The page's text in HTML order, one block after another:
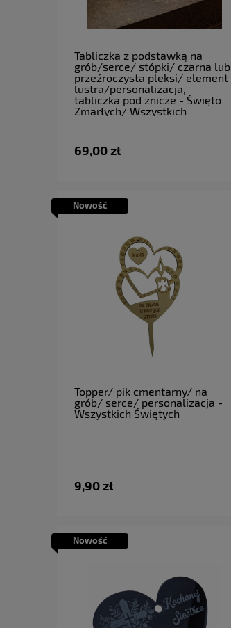
Tabliczka z podstawką na
grób/serce/ stópki/ czarna lub
przeźroczysta pleksi/ element
lustra/personalizacja,
tabliczka pod znicze - Święto
Zmarłych/ Wszystkich
69,00 zł
Topper/ pik cmentarny/ na
grób/ serce/ personalizacja -
Wszystkich Świętych
9,90 zł
Nowość
Nowość